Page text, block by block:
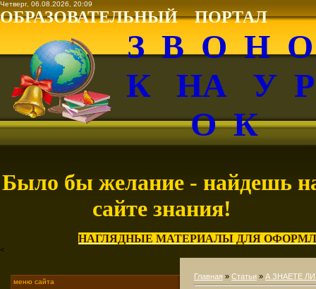
Четверг, 06.08.2026, 20:09
ОБРАЗОВАТЕЛЬНЫЙ ПОРТАЛ
З В О Н
К НА У
О К
Было бы желание - найдешь
сайте знания!
НАГЛЯДНЫЕ МАТЕРИАЛЫ ДЛЯ
<
меню сайта
Главная » Статьи » А ЗНАЕТЕ